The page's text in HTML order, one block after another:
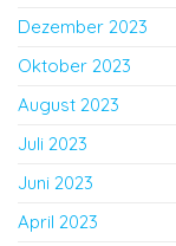
Dezember 2023
Oktober 2023
August 2023
Juli 2023
Juni 2023
April 2023